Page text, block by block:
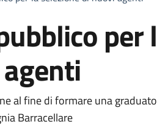
per
al fine di formare una
Barracellare